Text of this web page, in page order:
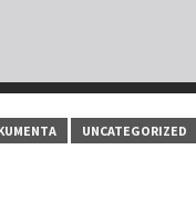
UNCATEGORIZED